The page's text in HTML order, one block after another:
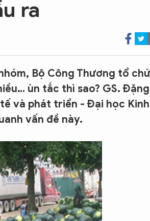
ra
Bộ Công Thương tổ
ùn tắc thì sao? GS. Đặng
và phát triển - Đại học Kinh
vấn đề này.